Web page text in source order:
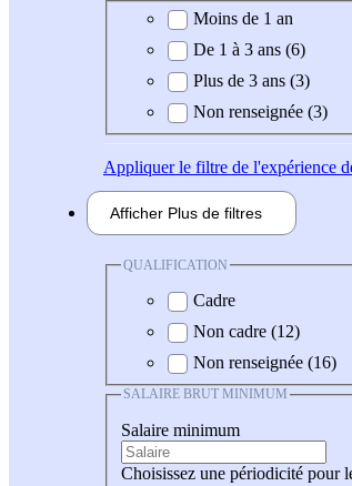
Expérience demandée
Moins de 1 an
De 1 à 3 ans (6)
Plus de 3 ans (3)
Non renseignée (3)
Appliquerle filtre de l'expérience
Afficher Plus de filtres
QUALIFICATION
Cadre
Non cadre (12)
Non renseignée (16)
SALAIRE BRUT MINIMUM
Salaire minimum
Choisissez une périodicité pour